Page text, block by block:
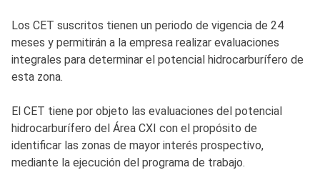
Los CET suscritos tienen un periodo de vigencia de 24
meses y permitirán a la empresa realizar evaluaciones
integrales para determinar el potencial hidrocarburífero de
esta zona.
El CET tiene por objeto las evaluaciones del potencial
hidrocarburífero del Área CXI con el propósito de
identificar las zonas de mayor interés prospectivo,
mediante la ejecución del programa de trabajo.